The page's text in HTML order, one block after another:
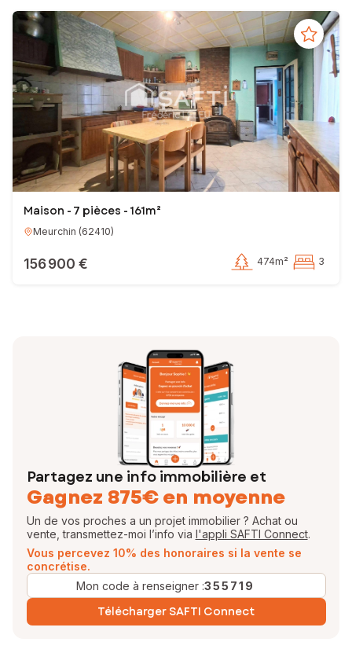
Maison - 7 pièces - 161m²
Meurchin (62410)
156 900 € 474m² 3
Partagez une info immobilière et
Gagnez 875€ en moyenne
Un de vos proches a un projet immobilier ? Achat ou
vente, transmettez-moi l’info via l'appli SAFTI Connect.
Vous percevez 10% des honoraires si la vente se
concrétise.
Mon code à renseigner :355719
Télécharger SAFTI Connect